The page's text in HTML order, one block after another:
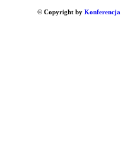
© Copyright by Konferencja